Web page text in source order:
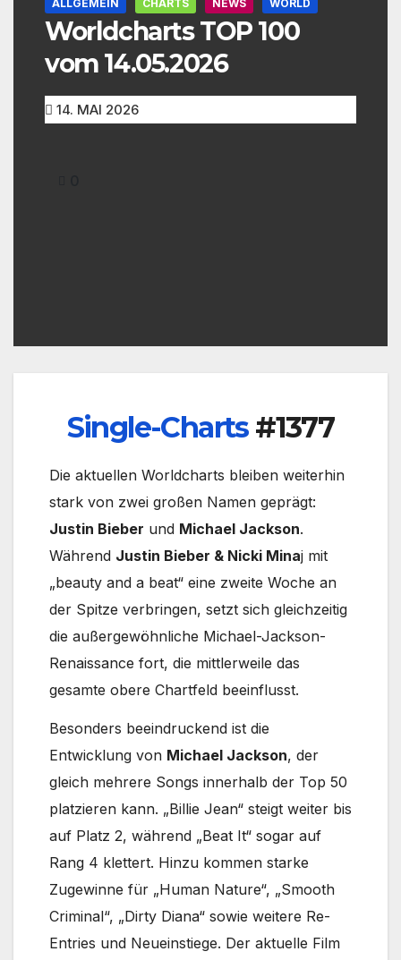
ALLGEMEIN CHARTS NEWS WORLD
Worldcharts TOP 100
vom 14.05.2026
14. MAI 2026
Single-Charts#1377
Die aktuellen Worldcharts bleiben weiterhin
stark von zwei großen Namen geprägt:
Justin Bieber und Michael Jackson.
Während Justin Bieber & Nicki Minaj mit
„beauty and a beat“ eine zweite Woche an
der Spitze verbringen, setzt sich gleichzeitig
die außergewöhnliche Michael-Jackson-
Renaissance fort, die mittlerweile das
gesamte obere Chartfeld beeinflusst.
Besonders beeindruckend ist die
Entwicklung von Michael Jackson, der
gleich mehrere Songs innerhalb der Top 50
platzieren kann. „Billie Jean“ steigt weiter bis
auf Platz 2, während „Beat It“ sogar auf
Rang 4 klettert. Hinzu kommen starke
Zugewinne für „Human Nature“, „Smooth
Criminal“, „Dirty Diana“ sowie weitere Re-
Entries und Neueinstiege. Der aktuelle Film